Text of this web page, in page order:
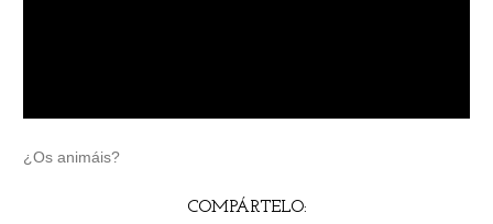
¿Os animáis?
COMPÁRTELO: